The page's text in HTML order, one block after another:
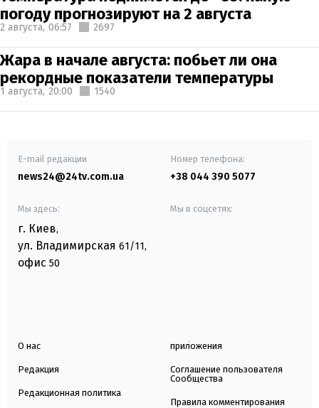
погоду прогнозируют на 2 августа
2 августа, 06:57 2697
Жара в начале августа: побьет ли она
рекордные показатели температуры
1 августа, 20:00 1540
E-mail редакции
news24@24tv.com.ua
Номер телефона:
+38 044 390 5077
Мы здесь:
г. Киев,
ул. Владимирская 61/11,
офис 50
Мы в соцсетях:
О нас
Редакция
Редакционная политика
приложения
Соглашение пользователя
Сообщества
Правила комментирования